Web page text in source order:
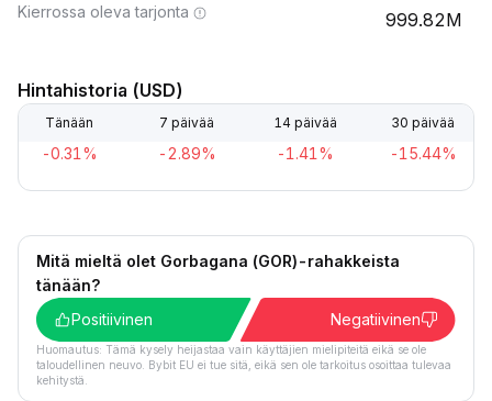
Kierrossa oleva tarjonta 999.82M
Hintahistoria (USD)
Tänään 7 päivää 14 päivää 30 päivää
-0.31% -2.89% -1.41% -15.44%
Mitä mieltä olet Gorbagana (GOR)-rahakkeista
tänään?
Positiivinen
Negatiivinen
Huomautus: Tämä kysely heijastaa vain käyttäjien mielipiteitä eikä se ole
taloudellinen neuvo. Bybit EU ei tue sitä, eikä sen ole tarkoitus osoittaa tulevaa
kehitystä.